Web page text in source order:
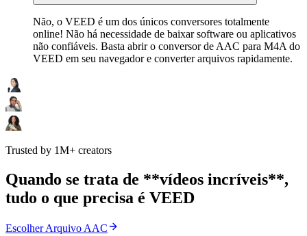
Não, o VEED é um dos únicos conversores totalmente
online! Não há necessidade de baixar software ou aplicativos
não confiáveis. Basta abrir o conversor de AAC para M4A do
VEED em seu navegador e converter arquivos rapidamente.
Trusted by 1M+ creators
Quando se trata de **vídeos incríveis**,
tudo o que precisa é VEED
Escolher Arquivo AAC